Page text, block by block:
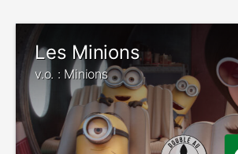
Les Minions
v.o. : Minions